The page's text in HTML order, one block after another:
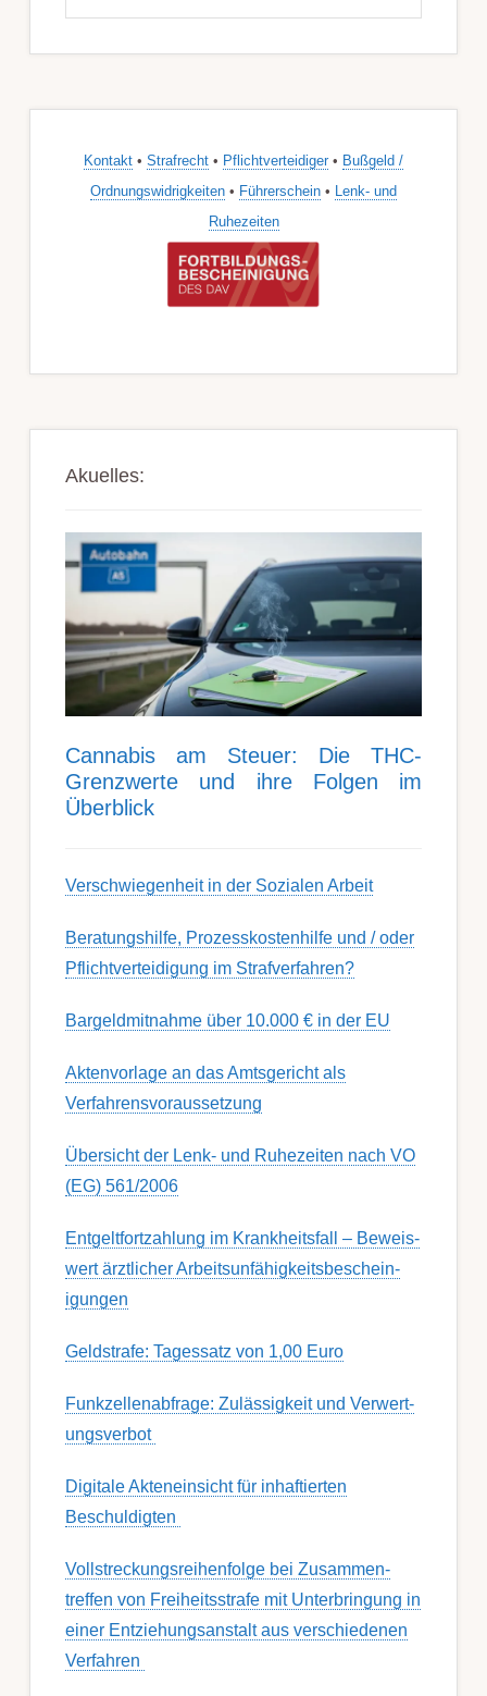
Kontakt • Strafrecht • Pflichtverteidiger • Bußgeld /
Ordnungswidrigkeiten • Führerschein • Lenk- und
Ruhezeiten
Akuelles:
Can­nabis am Steu­er: Die THC-
Grenz­werte und ihre Folgen im
Über­blick
Ver­schwieg­en­heit in der Soz­ial­en Ar­beit
Berat­ungs­hil­fe, Pro­zess­kost­en­hilfe und / oder
Pflicht­ver­teidig­ung im Strafverfahren?
Bargeldmitnahme über 10.000 € in der EU
Aktenvorlage an das Amtsgericht als
Verfahrensvoraussetzung
Übersicht der Lenk- und Ruhezeiten nach VO
(EG) 561/2006
Ent­gelt­fort­zahl­ung im Krank­heits­fall – Be­weis­
wert ärzt­lich­er Ar­beits­un­fähig­keits­be­schein­
igung­en
Geldstrafe: Tagessatz von 1,00 Euro
Funk­zell­en­ab­fra­ge: Zu­lässig­keit und Ver­wert­
ungs­ver­bot
Digitale Akteneinsicht für inhaftierten
Beschuldigten
Voll­streckungs­­­reihenfolge bei Zusamm­­en­
treffen von Frei­heits­strafe mit Unter­bring­ung in
einer Ent­ziehungs­anstalt aus ver­schied­enen
Ver­fahren